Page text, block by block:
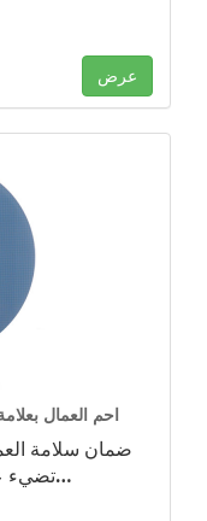
عرض
احم العمال
ضمان سلامة
تضيء…